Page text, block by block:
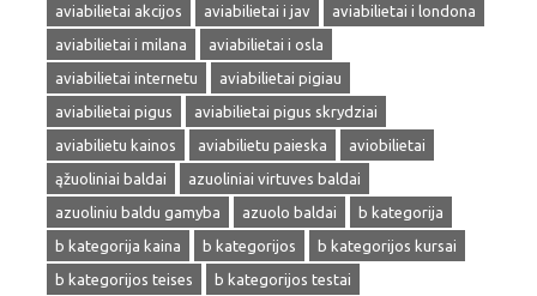
aviabilietai akcijos
aviabilietai i jav
aviabilietai i londona
aviabilietai i milana
aviabilietai i osla
aviabilietai internetu
aviabilietai pigiau
aviabilietai pigus
aviabilietai pigus skrydziai
aviabilietu kainos
aviabilietu paieska
aviobilietai
ąžuoliniai baldai
azuoliniai virtuves baldai
azuoliniu baldu gamyba
azuolo baldai
b kategorija
b kategorija kaina
b kategorijos
b kategorijos kursai
b kategorijos teises
b kategorijos testai